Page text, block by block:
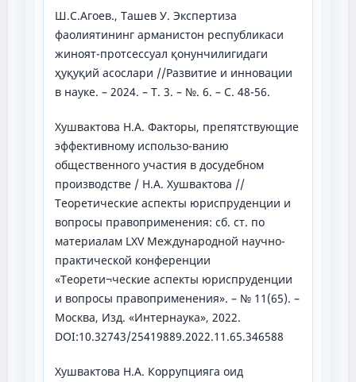
Ш.С.Агоев., Ташев У. Экспертиза
фаолиятининг арманистон республикаси
жиноят-протсессуал қонунчилигидаги
ҳуқуқий асослари //Развитие и инновации
в науке. – 2024. – Т. 3. – №. 6. – С. 48-56.
Хушвактова Н.А. Факторы, препятствующие
эффективному использо-ванию
общественного участия в досудебном
производстве / Н.А. Хушвактова //
Теоретические аспекты юриспруденции и
вопросы правоприменения: сб. ст. по
материалам LXV Международной научно-
практической конференции
«Теорети¬ческие аспекты юриспруденции
и вопросы правоприменения». – № 11(65). –
Москва, Изд. «Интернаука», 2022.
DOI:10.32743/25419889.2022.11.65.346588
Хушвактова Н.А. Коррупцияга оид